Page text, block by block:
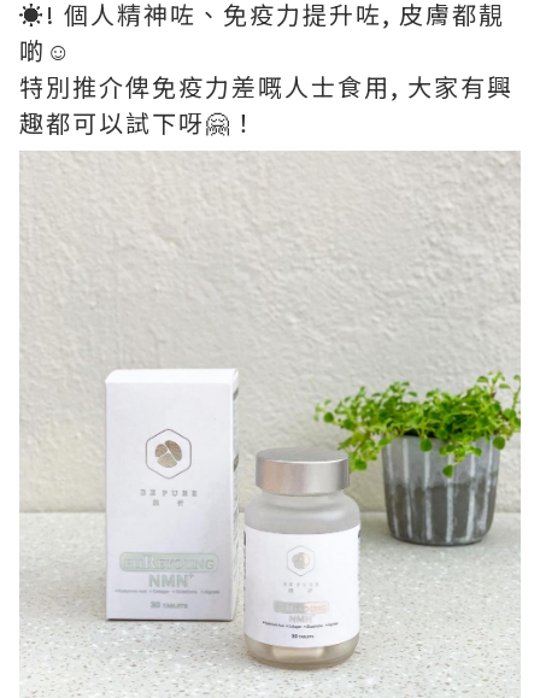
☀︎! 個人精神咗、免疫力提升咗, 皮膚都靚
啲☺️
特別推介俾免疫力差嘅人士食用, 大家有興
趣都可以試下呀🤗！